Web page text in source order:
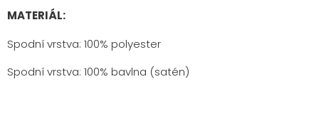
MATERIÁL:
Spodní vrstva: 100% polyester
Spodní vrstva: 100% bavlna (satén)